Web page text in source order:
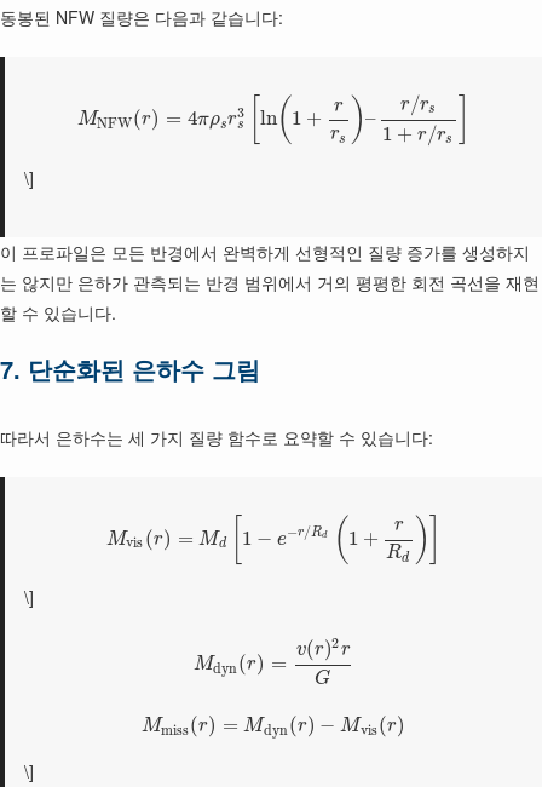
동봉된 NFW 질량은 다음과 같습니다:
MNFW(r) = 4πρsr3
s [ln( 1 +
r
rs )–
r/rs
1 + r/rs
\]
이 프로파일은 모든 반경에서 완벽하게 선형적인 질량 증가를 생성하지
는 않지만 은하가 관측되는 반경 범위에서 거의 평평한 회전 곡선을 재현
할 수 있습니다.
7. 단순화된 은하수 그림
따라서 은하수는 세 가지 질량 함수로 요약할 수 있습니다:
Mvis (r) = Md 1 − e−r/Rd ( 1 +
r
Rd )
\]
Mdyn(r) =
v(r)2r
G
Mmiss(r) = Mdyn(r) − Mvis(r)
\]